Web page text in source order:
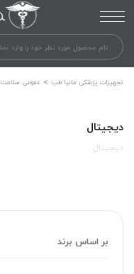
تجهیزات پزشکی مانیا طب عمومی سلامت
دیجیتال
دیجیتال
بر اساس برند